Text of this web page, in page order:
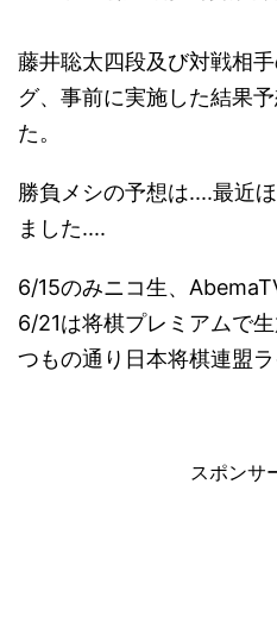
藤井聡太四段及び対戦相
グ、事前に実施した結果
た。
勝負メシの予想は....最近
ました....
6/15のみニコ生、
6/21は将棋プレミアムで
つもの通り日本将棋連盟ラ
スポンサ